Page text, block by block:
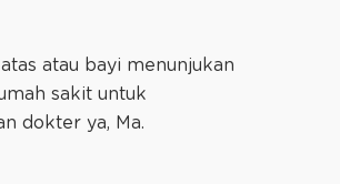
atau bayi menunjukan
sakit untuk
dokter ya, Ma.